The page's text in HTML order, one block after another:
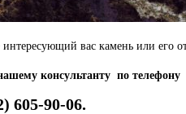
вас камень или его
консультанту по телефону
605-90-06.